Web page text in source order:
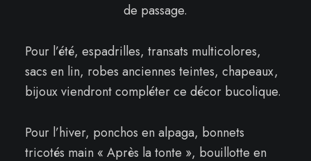
de passage.
Pour l’été, espadrilles, transats multicolores,
sacs en lin, robes anciennes teintes, chapeaux,
bijoux viendront compléter ce décor bucolique.
Pour l’hiver, ponchos en alpaga, bonnets
tricotés main « Après la tonte », bouillotte en